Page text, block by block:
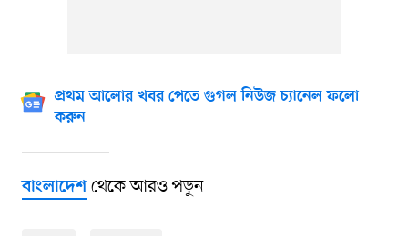
প্রথম আলোর খবর পেতে গুগল নিউজ চ্যানেল ফলো
করুন
বাংলাদেশথেকে আরও পড়ুন